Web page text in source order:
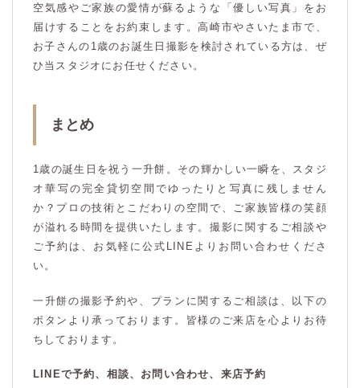
空気感やご家族の愛情が蘇るような「優しい写真」をお
届けすることをお約束します。高崎市やさいたま市で、
お子さんの1歳のお誕生日撮影を検討されている方は、ぜ
ひ当スタジオにお任せください。
まとめ
1歳の誕生日を祝う一升餅。その輝かしい一瞬を、スタジ
オ華写の完全貸切空間でゆったりと写真に残しません
か？プロの技術とこだわりの空間で、ご家族皆様の笑顔
が溢れる時間を提供いたします。撮影に関するご相談や
ご予約は、お気軽に公式LINEよりお問い合わせくださ
い。
一升餅の撮影予約や、プランに関するご相談は、以下の
ボタンより承っております。皆様のご来店を心よりお待
ちしております。
LINEで予約、相談、お問い合わせ、来店予約